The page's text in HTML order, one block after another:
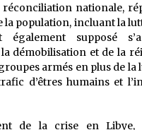
nationale,
la population, incluant la
également supposé
la démobilisation et de la
armés en plus de la
d’êtres humains et
de la crise en Libye,